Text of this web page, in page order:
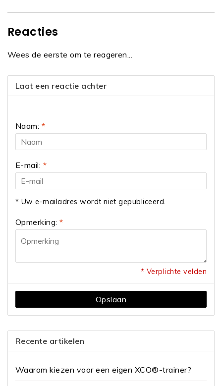
Reacties
Wees de eerste om te reageren...
Laat een reactie achter
Naam: *
E-mail: *
* Uw e-mailadres wordt niet gepubliceerd.
Opmerking:*
* Verplichte velden
Opslaan
Recente artikelen
Waarom kiezen voor een eigen XCO®-trainer?